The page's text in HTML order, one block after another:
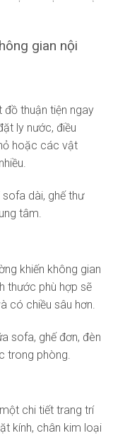
gian nội
thuận tiện ngay
ly nước, điều
hoặc các vật
dài, ghế thư
tâm.
khiến không gian
thước phù hợp sẽ
có chiều sâu hơn.
sofa, ghế đơn, đèn
trong phòng.
chi tiết trang trí
kính, chân kim loại